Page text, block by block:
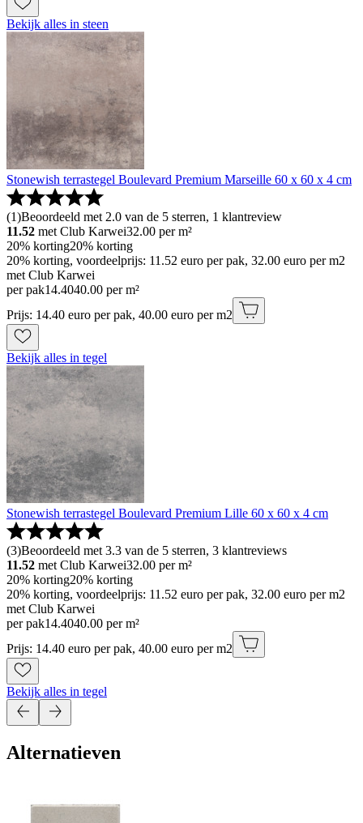
Bekijk alles in steen
Stonewish terrastegel Boulevard Premium Marseille 60 x 60 x 4 cm
(1)Beoordeeld met 2.0 van de 5 sterren, 1 klantreview
11.52 met Club Karwei32.00 per m²
20% korting20% korting
20% korting, voordeelprijs: 11.52 euro per pak, 32.00 euro per m2
met Club Karwei
per pak14.4040.00 per m²
Prijs: 14.40 euro per pak, 40.00 euro per m2
Bekijk alles in tegel
Stonewish terrastegel Boulevard Premium Lille 60 x 60 x 4 cm
(3)Beoordeeld met 3.3 van de 5 sterren, 3 klantreviews
11.52 met Club Karwei32.00 per m²
20% korting20% korting
20% korting, voordeelprijs: 11.52 euro per pak, 32.00 euro per m2
met Club Karwei
per pak14.4040.00 per m²
Prijs: 14.40 euro per pak, 40.00 euro per m2
Bekijk alles in tegel
Alternatieven